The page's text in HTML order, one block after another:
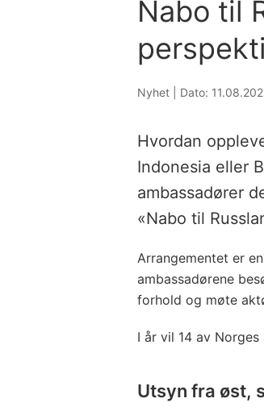
Nabo til
Nyhet | Dato:
Hvordan
Indonesia eller
ambassadører
«Nabo til
Arrangementet er
ambassadørene
forhold og møte
I år vil 14 av
Utsyn fra øst,